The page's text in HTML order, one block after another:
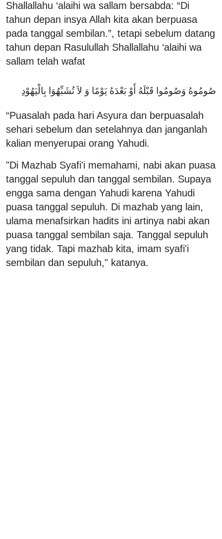
Shallallahu ‘alaihi wa sallam bersabda: “Di
tahun depan insya Allah kita akan berpuasa
pada tanggal sembilan.”, tetapi sebelum datang
tahun depan Rasulullah Shallallahu ‘alaihi wa
sallam telah wafat
صُومُوهُ وَصُومُوا قَبْلَهُ أَوْ بَعْدَهُ يَوْمًا وَ لاَ تُشَبِّهُوَا بِالْيَهُوْدِ
“Puasalah pada hari Asyura dan berpuasalah
sehari sebelum dan setelahnya dan janganlah
kalian menyerupai orang Yahudi.
"Di Mazhab Syafi'i memahami, nabi akan puasa
tanggal sepuluh dan tanggal sembilan. Supaya
engga sama dengan Yahudi karena Yahudi
puasa tanggal sepuluh. Di mazhab yang lain,
ulama menafsirkan hadits ini artinya nabi akan
puasa tanggal sembilan saja. Tanggal sepuluh
yang tidak. Tapi mazhab kita, imam syafi'i
sembilan dan sepuluh," katanya.